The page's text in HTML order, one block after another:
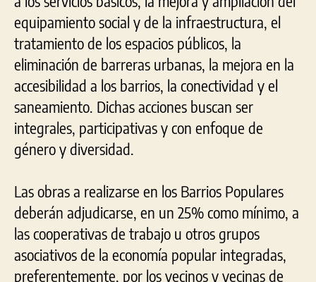
equipamiento social y de la infraestructura, el
tratamiento de los espacios públicos, la
eliminación de barreras urbanas, la mejora en la
accesibilidad a los barrios, la conectividad y el
saneamiento. Dichas acciones buscan ser
integrales, participativas y con enfoque de
género y diversidad.
Las obras a realizarse en los Barrios Populares
deberán adjudicarse, en un 25% como mínimo, a
las cooperativas de trabajo u otros grupos
asociativos de la economía popular integradas,
preferentemente, por los vecinos y vecinas de